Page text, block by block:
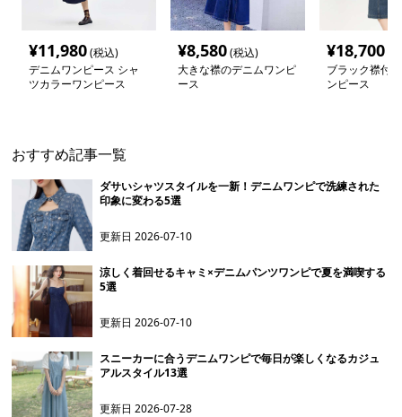
¥11,980(税込)
デニムワンピース シャ
ツカラーワンピース
¥8,580(税込)
大きな襟のデニムワンピ
ース
¥18,700
ブラック襟付
ンピース
おすすめ記事一覧
ダサいシャツスタイルを一新！デニムワンピで洗練された
印象に変わる5選
更新日2026-07-10
涼しく着回せるキャミ×デニムパンツワンピで夏を満喫する
5選
更新日2026-07-10
スニーカーに合うデニムワンピで毎日が楽しくなるカジュ
アルスタイル13選
更新日2026-07-28